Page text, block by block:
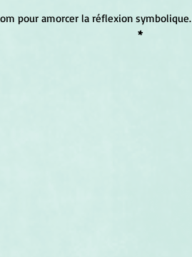
pour amorcer la réflexion symbolique.
*